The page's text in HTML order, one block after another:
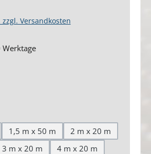
Versandkosten
1,5 m x 50 m
2 m x 20 m
3 m x 20 m 4 m x 20 m